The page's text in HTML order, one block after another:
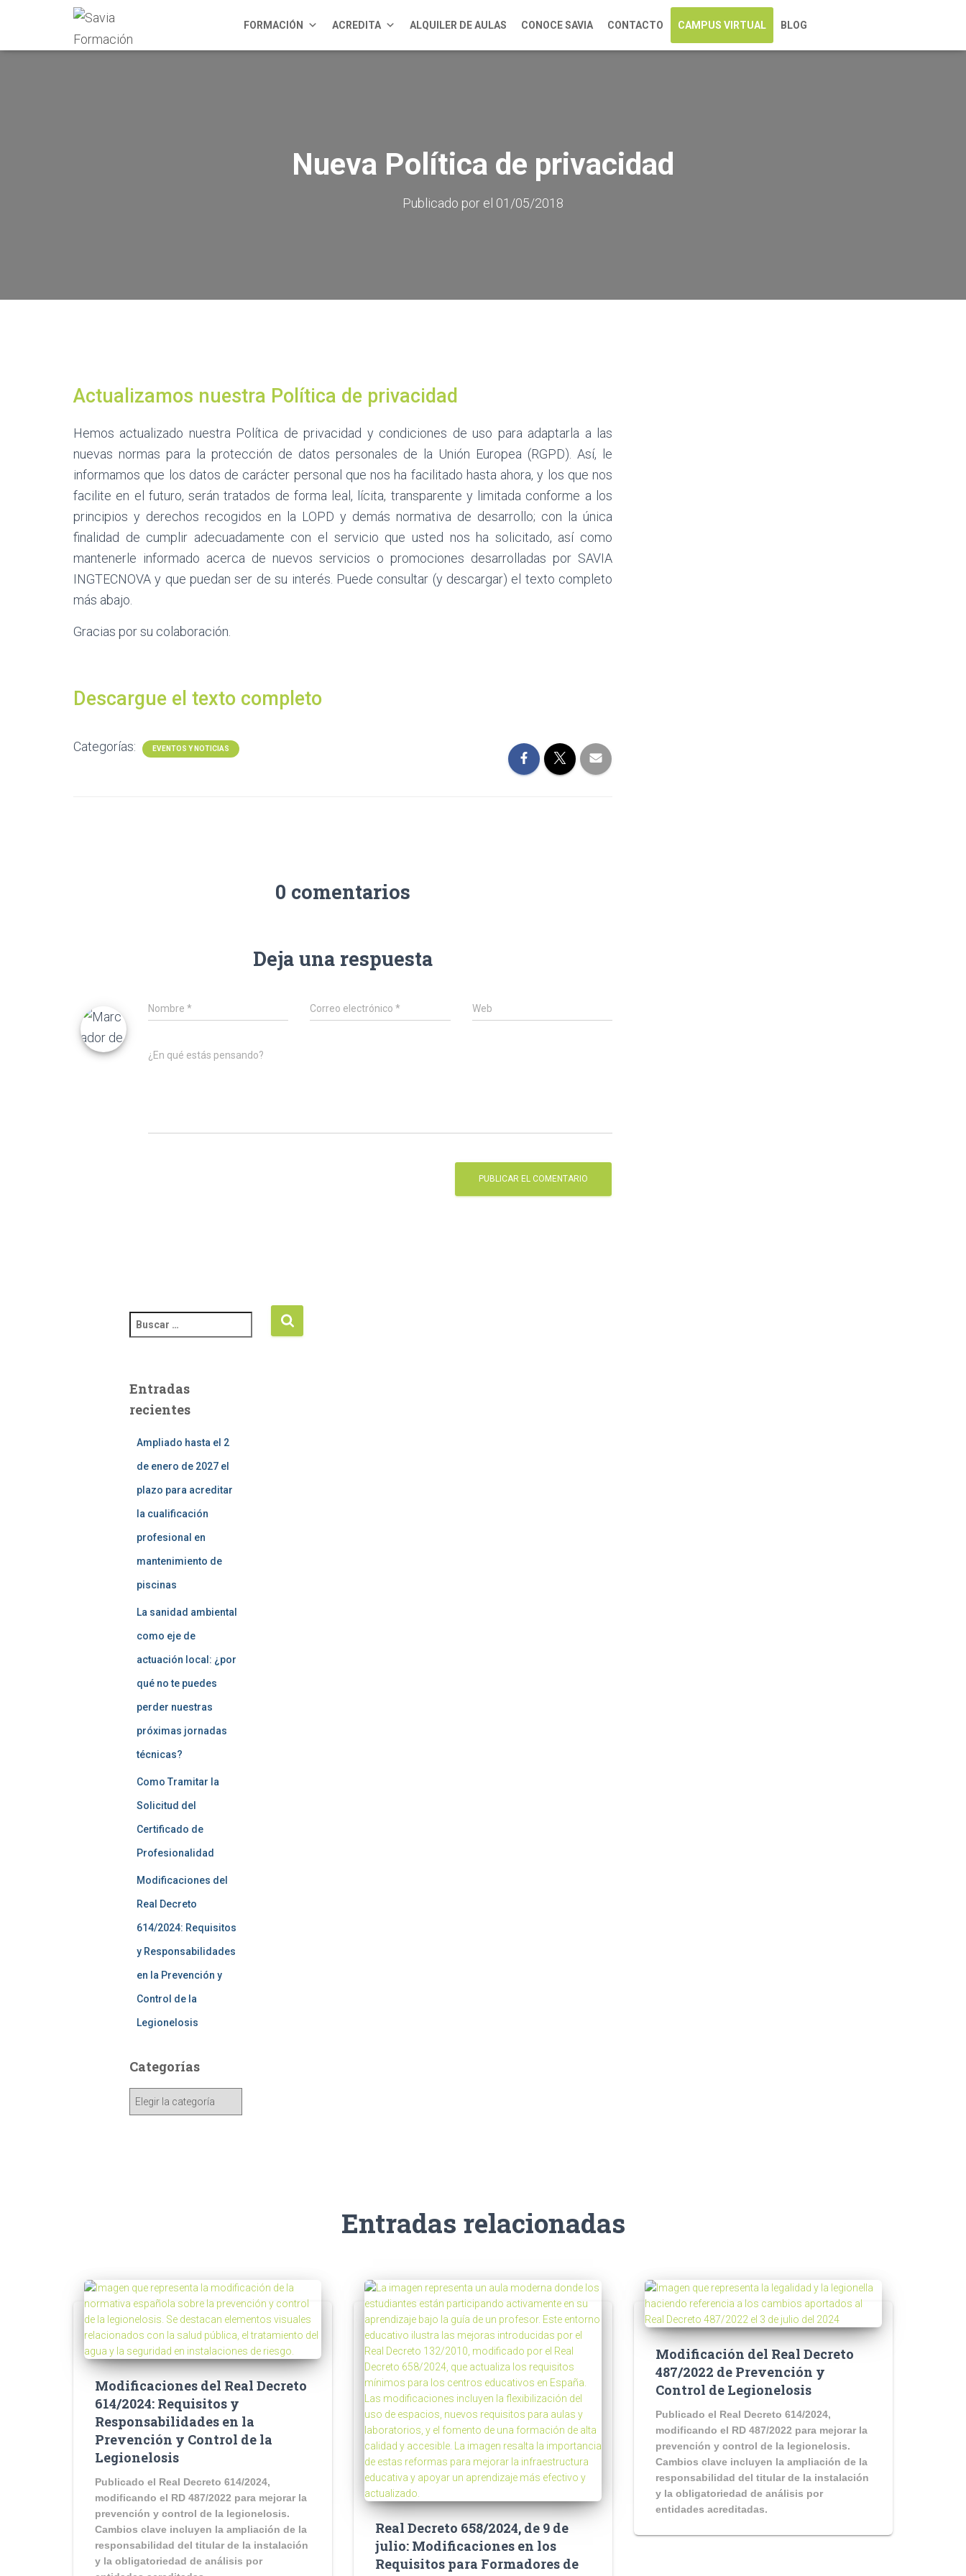
FORMACIÓN ACREDITA ALQUILER DE AULAS CONOCE SAVIA CONTACTO CAMPUS VIRTUAL BLOG
Nueva Política de privacidad
Publicado por el 01/05/2018
Actualizamos nuestra Política de privacidad
Hemos actualizado nuestra Política de privacidad y condiciones de uso para adaptarla a las
nuevas normas para la protección de datos personales de la Unión Europea (RGPD). Así, le
informamos que los datos de carácter personal que nos ha facilitado hasta ahora, y los que nos
facilite en el futuro, serán tratados de forma leal, lícita, transparente y limitada conforme a los
principios y derechos recogidos en la LOPD y demás normativa de desarrollo; con la única
finalidad de cumplir adecuadamente con el servicio que usted nos ha solicitado, así como
mantenerle informado acerca de nuevos servicios o promociones desarrolladas por SAVIA
INGTECNOVA y que puedan ser de su interés. Puede consultar (y descargar) el texto completo
más abajo.
Gracias por su colaboración.
Descargue el texto completo
Categorías: EVENTOS Y NOTICIAS
0 comentarios
Deja una respuesta
Nombre * Correo electrónico* Web
¿En qué estás pensando?
Entradas
recientes
Ampliado hasta el 2
de enero de 2027 el
plazo para acreditar
la cualificación
profesional en
mantenimiento de
piscinas
La sanidad ambiental
como eje de
actuación local: ¿por
qué no te puedes
perder nuestras
próximas jornadas
técnicas?
Como Tramitar la
Solicitud del
Certificado de
Profesionalidad
Modificaciones del
Real Decreto
614/2024: Requisitos
y Responsabilidades
en la Prevención y
Control de la
Legionelosis
Categorías
Entradas relacionadas
Modificaciones del Real Decreto
614/2024: Requisitos y
Responsabilidades en la
Prevención y Control de la
Legionelosis
Publicado el Real Decreto 614/2024,
modificando el RD 487/2022 para mejorar la
prevención y control de la legionelosis.
Cambios clave incluyen la ampliación de la
responsabilidad del titular de la instalación
y la obligatoriedad de análisis por
Real Decreto 658/2024, de 9 de
julio: Modificaciones en los
Requisitos para Formadores de
Modificación del Real Decreto
487/2022 de Prevención y
Control de Legionelosis
Publicado el Real Decreto 614/2024,
modificando el RD 487/2022 para mejorar la
prevención y control de la legionelosis.
Cambios clave incluyen la ampliación de la
responsabilidad del titular de la instalación
y la obligatoriedad de análisis por
entidades acreditadas.